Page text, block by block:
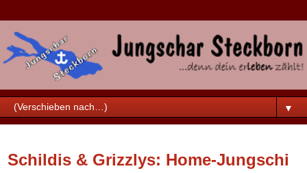
▼
Schildis & Grizzlys: Home-Jungschi